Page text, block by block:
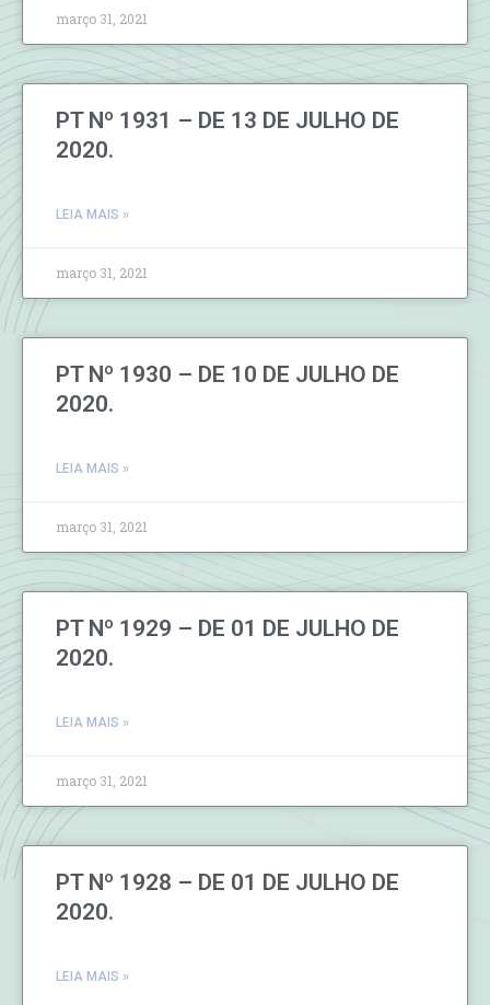
março 31, 2021
PT Nº 1931 – DE 13 DE JULHO DE
2020.
LEIA MAIS »
março 31, 2021
PT Nº 1930 – DE 10 DE JULHO DE
2020.
LEIA MAIS »
março 31, 2021
PT Nº 1929 – DE 01 DE JULHO DE
2020.
LEIA MAIS »
março 31, 2021
PT Nº 1928 – DE 01 DE JULHO DE
2020.
LEIA MAIS »